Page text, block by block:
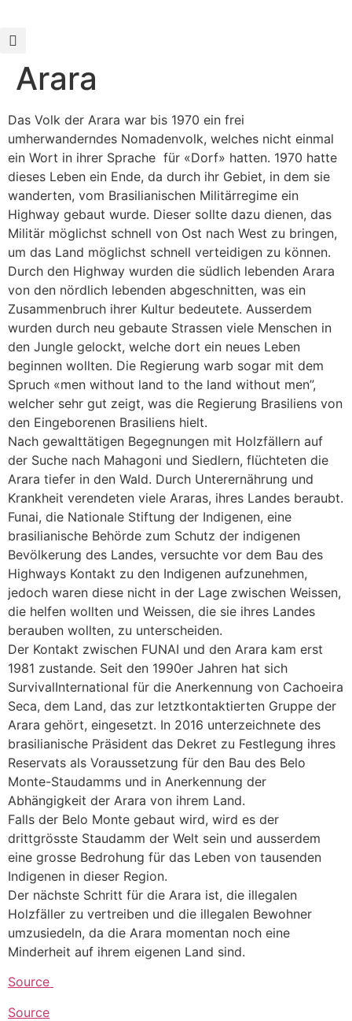
Arara
Das Volk der Arara war bis 1970 ein frei
umherwanderndes Nomadenvolk, welches nicht einmal
ein Wort in ihrer Sprache für «Dorf» hatten. 1970 hatte
dieses Leben ein Ende, da durch ihr Gebiet, in dem sie
wanderten, vom Brasilianischen Militärregime ein
Highway gebaut wurde. Dieser sollte dazu dienen, das
Militär möglichst schnell von Ost nach West zu bringen,
um das Land möglichst schnell verteidigen zu können.
Durch den Highway wurden die südlich lebenden Arara
von den nördlich lebenden abgeschnitten, was ein
Zusammenbruch ihrer Kultur bedeutete. Ausserdem
wurden durch neu gebaute Strassen viele Menschen in
den Jungle gelockt, welche dort ein neues Leben
beginnen wollten. Die Regierung warb sogar mit dem
Spruch «men without land to the land without men”,
welcher sehr gut zeigt, was die Regierung Brasiliens von
den Eingeborenen Brasiliens hielt.
Nach gewalttätigen Begegnungen mit Holzfällern auf
der Suche nach Mahagoni und Siedlern, flüchteten die
Arara tiefer in den Wald. Durch Unterernährung und
Krankheit verendeten viele Araras, ihres Landes beraubt.
Funai, die Nationale Stiftung der Indigenen, eine
brasilianische Behörde zum Schutz der indigenen
Bevölkerung des Landes, versuchte vor dem Bau des
Highways Kontakt zu den Indigenen aufzunehmen,
jedoch waren diese nicht in der Lage zwischen Weissen,
die helfen wollten und Weissen, die sie ihres Landes
berauben wollten, zu unterscheiden.
Der Kontakt zwischen FUNAI und den Arara kam erst
1981 zustande. Seit den 1990er Jahren hat sich
SurvivalInternational für die Anerkennung von Cachoeira
Seca, dem Land, das zur letztkontaktierten Gruppe der
Arara gehört, eingesetzt. In 2016 unterzeichnete des
brasilianische Präsident das Dekret zu Festlegung ihres
Reservats als Voraussetzung für den Bau des Belo
Monte-Staudamms und in Anerkennung der
Abhängigkeit der Arara von ihrem Land.
Falls der Belo Monte gebaut wird, wird es der
drittgrösste Staudamm der Welt sein und ausserdem
eine grosse Bedrohung für das Leben von tausenden
Indigenen in dieser Region.
Der nächste Schritt für die Arara ist, die illegalen
Holzfäller zu vertreiben und die illegalen Bewohner
umzusiedeln, da die Arara momentan noch eine
Minderheit auf ihrem eigenen Land sind.
Source
Source